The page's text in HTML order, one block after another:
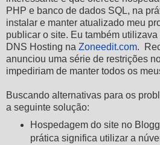
PHP e banco de dados SQL, na
instalar e manter atualizado meu
publicar o site. Eu também
DNS Hosting na Zoneedit.com.
anunciou uma série de restrições
impediriam de manter todos os
Buscando alternativas para os
a seguinte solução:
Hospedagem do site no
prática significa utilizar a